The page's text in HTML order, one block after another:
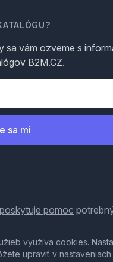
sa vám ozveme s
B2M.CZ.
sa mi
poskytuje pomoc
využíva cookies.
upraviť v nastaveniach